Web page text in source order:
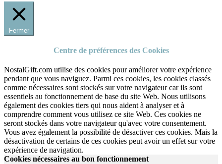
Fermer
Centre de préférences des Cookies
NostalGift.com utilise des cookies pour améliorer votre expérience
pendant que vous naviguez. Parmi ces cookies, les cookies classés
comme nécessaires sont stockés sur votre navigateur car ils sont
essentiels au fonctionnement de base du site Web. Nous utilisons
également des cookies tiers qui nous aident à analyser et à
comprendre comment vous utilisez ce site Web. Ces cookies ne
seront stockés dans votre navigateur qu'avec votre consentement.
Vous avez également la possibilité de désactiver ces cookies. Mais la
désactivation de certains de ces cookies peut avoir un effet sur votre
expérience de navigation.
Cookies nécessaires au bon fonctionnement